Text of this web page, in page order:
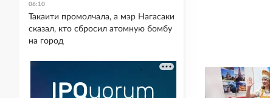
06:10
Такаити промолчала, а мэр Нагасаки
сказал, кто сбросил атомную бомбу
на город